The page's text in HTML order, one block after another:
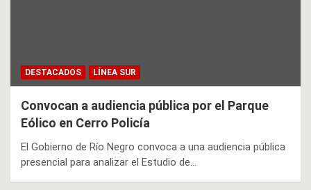
DESTACADOS LÍNEA SUR
Convocan a audiencia pública por el Parque
Eólico en Cerro Policía
El Gobierno de Río Negro convoca a una audiencia pública
presencial para analizar el Estudio de…